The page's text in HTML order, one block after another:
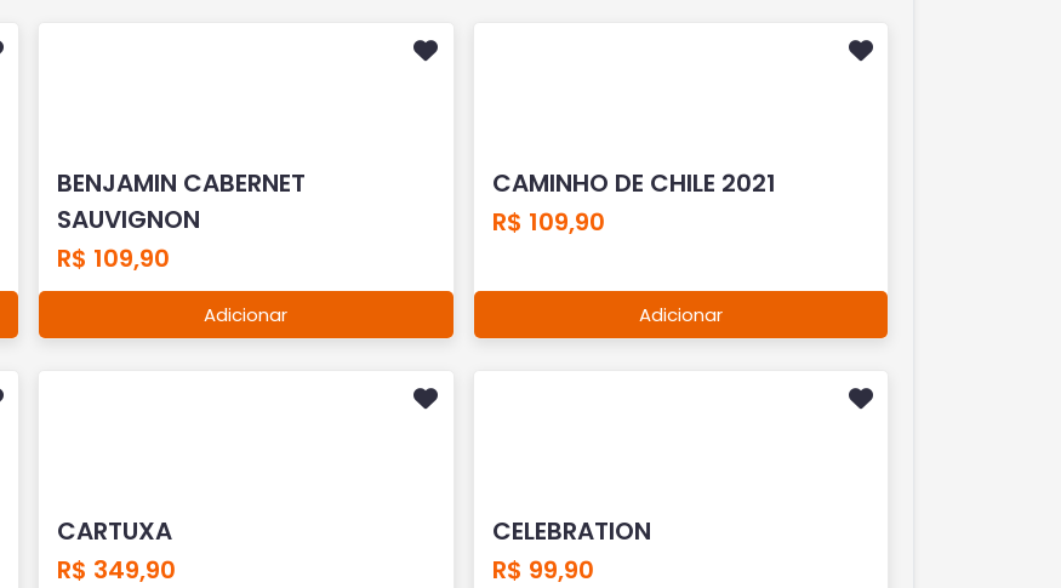
BENJAMIN CABERNET
SAUVIGNON
R$ 109,90
Adicionar
CAMINHO DE CHILE 2021
R$ 109,90
Adicionar
CARTUXA
R$ 349,90
CELEBRATION
R$ 99,90